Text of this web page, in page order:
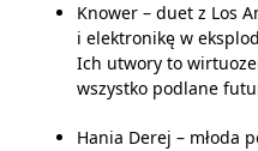
Knower – duet z Los
i elektronikę w
Ich utwory to
wszystko podlane
Hania Derej – młoda